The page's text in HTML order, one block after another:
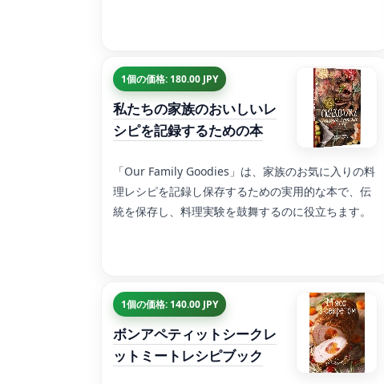
1個の価格: 180.00 JPY
私たちの家族のおいしいレ
シピを記録するための本
「Our Family Goodies」は、家族のお気に入りの料
理レシピを記録し保存するための実用的な本で、伝
統を保存し、料理実験を鼓舞するのに役立ちます。
1個の価格: 140.00 JPY
ボンアペティットシークレ
ットミートレシピブック